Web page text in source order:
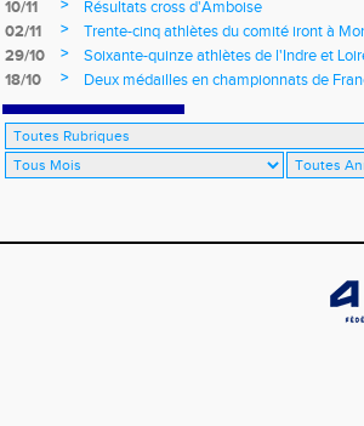
10/11
>
Résultats cross d'Amboise
02/11
>
Trente-cinq athlètes du comité iront à
29/10
>
Soixante-quinze athlètes de l'Indre et
régionaux de cross-country 2021
18/10 > Deux médailles en championnats de